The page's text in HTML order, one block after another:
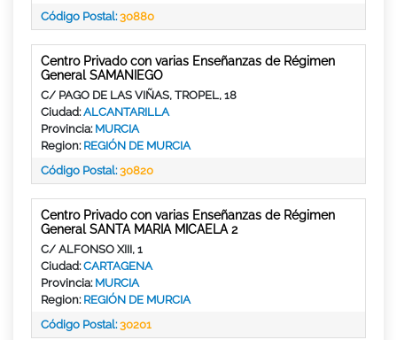
Código Postal:30880
Centro Privado con varias Enseñanzas de Régimen
General SAMANIEGO
C/ PAGO DE LAS VIÑAS, TROPEL, 18
Ciudad:ALCANTARILLA
Provincia: MURCIA
Region: REGIÓN DE MURCIA
Código Postal:30820
Centro Privado con varias Enseñanzas de Régimen
General SANTA MARIA MICAELA 2
C/ ALFONSO XIII, 1
Ciudad:CARTAGENA
Provincia: MURCIA
Region: REGIÓN DE MURCIA
Código Postal:30201